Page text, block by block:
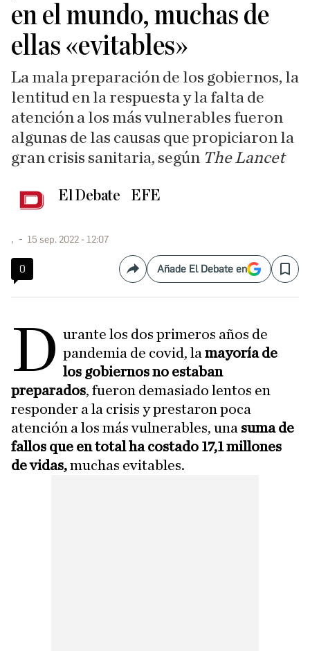
en el mundo, muchas de
ellas «evitables»
La mala preparación de los gobiernos, la
lentitud en la respuesta y la falta de
atención a los más vulnerables fueron
algunas de las causas que propiciaron la
gran crisis sanitaria, según The Lancet
El Debate EFE
, 15 sep. 2022 - 12:07
0 CompartirAñade El Debate en Save
D urante los dos primeros años de
pandemia de covid, lamayoría de
los gobiernos no estaban
preparados, fueron demasiado lentos en
responder a la crisis y prestaron poca
atención a los más vulnerables, una suma de
fallos que en total ha costado 17,1 millones
de vidas,muchas evitables.